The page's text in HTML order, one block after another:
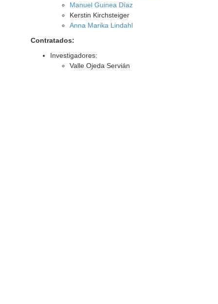
Manuel Guinea Díaz
Kerstin Kirchsteiger
Anna Marika Lindahl
Contratados:
Investigadores:
Valle Ojeda Servián